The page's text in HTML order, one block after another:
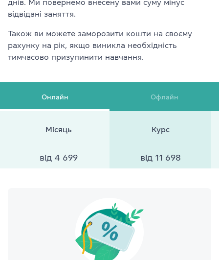
днів. Ми повернемо внесену вами суму мінус
відвідані заняття.
Також ви можете заморозити кошти на своєму
рахунку на рік, якщо виникла необхідність
тимчасово призупинити навчання.
Онлайн Офлайн
Місяць Курс
від 4 699 від 11 698